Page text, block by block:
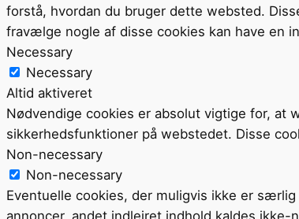
forstå, hvordan du bruger dette websted.
fravælge nogle af disse cookies kan have en
Necessary
Necessary
Altid aktiveret
Nødvendige cookies er absolut vigtige for, at
sikkerhedsfunktioner på webstedet. Disse
Non-necessary
Non-necessary
Eventuelle cookies, der muligvis ikke er